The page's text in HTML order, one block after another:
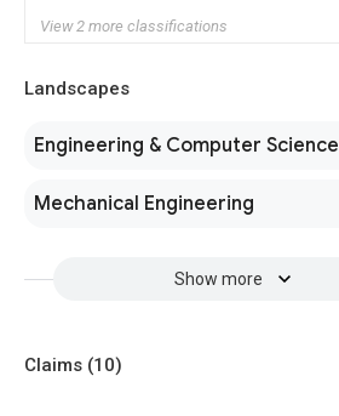
View 2 more classifications
Landscapes
Engineering & Computer Science
Mechanical Engineering
Show more
Claims (10)